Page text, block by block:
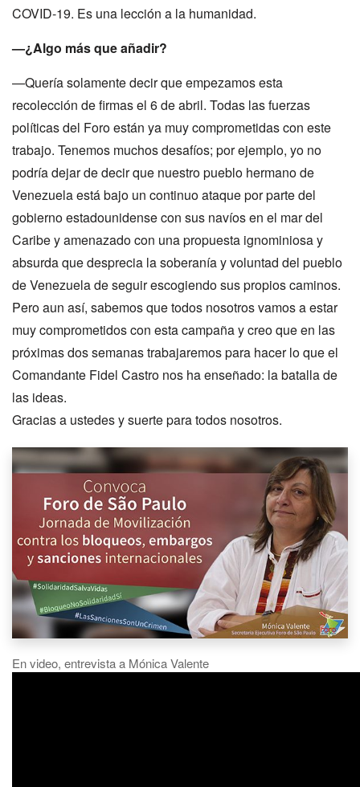
COVID-19. Es una lección a la humanidad.
—¿Algo más que añadir?
—Quería solamente decir que empezamos esta
recolección de firmas el 6 de abril. Todas las fuerzas
políticas del Foro están ya muy comprometidas con este
trabajo. Tenemos muchos desafíos; por ejemplo, yo no
podría dejar de decir que nuestro pueblo hermano de
Venezuela está bajo un continuo ataque por parte del
gobierno estadounidense con sus navíos en el mar del
Caribe y amenazado con una propuesta ignominiosa y
absurda que desprecia la soberanía y voluntad del pueblo
de Venezuela de seguir escogiendo sus propios caminos.
Pero aun así, sabemos que todos nosotros vamos a estar
muy comprometidos con esta campaña y creo que en las
próximas dos semanas trabajaremos para hacer lo que el
Comandante Fidel Castro nos ha enseñado: la batalla de
las ideas.
Gracias a ustedes y suerte para todos nosotros.
En video, entrevista a Mónica Valente